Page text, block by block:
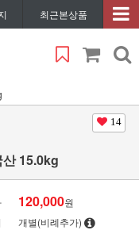
최근본상품
14
15.0kg
120,000원
개별(비례추가)